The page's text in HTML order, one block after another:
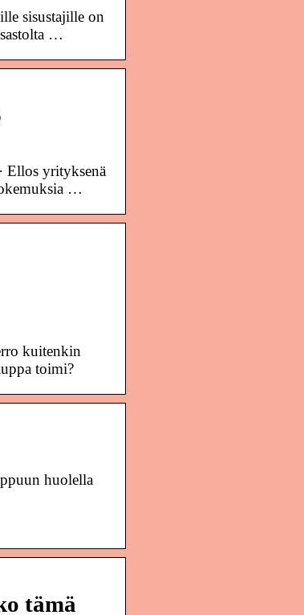
sisustajille on
…
Ellos yrityksenä
…
kuitenkin
toimi?
huolella
tämä